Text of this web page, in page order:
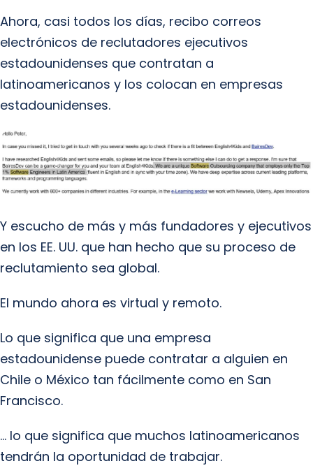
Ahora, casi todos los días, recibo correos
electrónicos de reclutadores ejecutivos
estadounidenses que contratan a
latinoamericanos y los colocan en empresas
estadounidenses.
Y escucho de más y más fundadores y ejecutivos
en los EE. UU. que han hecho que su proceso de
reclutamiento sea global.
El mundo ahora es virtual y remoto.
Lo que significa que una empresa
estadounidense puede contratar a alguien en
Chile o México tan fácilmente como en San
Francisco.
… lo que significa que muchos latinoamericanos
tendrán la oportunidad de trabajar.